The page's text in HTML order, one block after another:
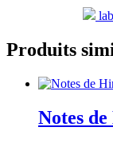
Produits
Notes